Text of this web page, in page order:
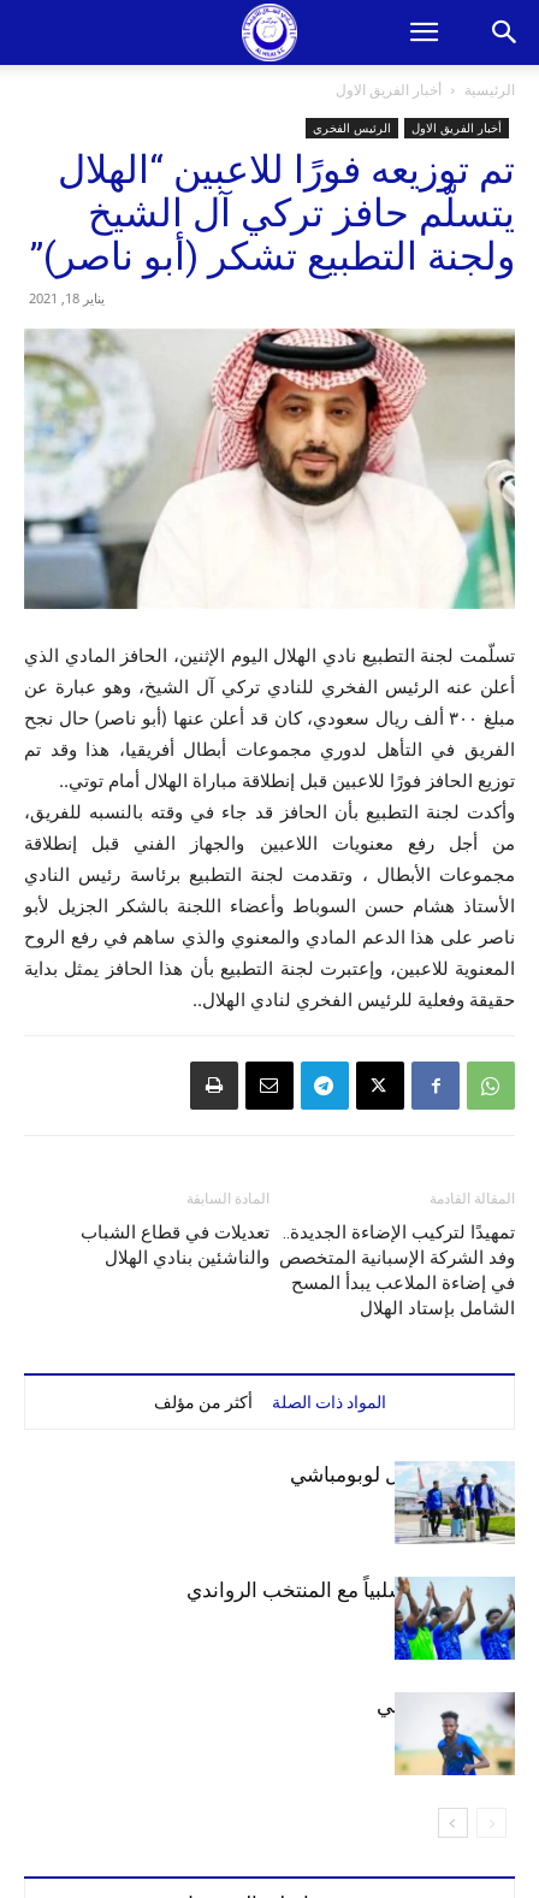
الرئيسية أخبار الفريق الاول
أخبار الفريق الاول الرئيس الفخري
تم توزيعه فورًا للاعبين “الهلال
يتسلّم حافز تركي آل الشيخ
ولجنة التطبيع تشكر (أبو ناصر)”
يناير 18, 2021
تسلّمت لجنة التطبيع نادي الهلال اليوم الإثنين، الحافز المادي الذي
أعلن عنه الرئيس الفخري للنادي تركي آل الشيخ، وهو عبارة عن
مبلغ ٣٠٠ ألف ريال سعودي، كان قد أعلن عنها (أبو ناصر) حال نجح
الفريق في التأهل لدوري مجموعات أبطال أفريقيا، هذا وقد تم
توزيع الحافز فورًا للاعبين قبل إنطلاقة مباراة الهلال أمام توتي..
وأكدت لجنة التطبيع بأن الحافز قد جاء في وقته بالنسبه للفريق،
من أجل رفع معنويات اللاعبين والجهاز الفني قبل إنطلاقة
مجموعات الأبطال ، وتقدمت لجنة التطبيع برئاسة رئيس النادي
الأستاذ هشام حسن السوباط وأعضاء اللجنة بالشكر الجزيل لأبو
ناصر على هذا الدعم المادي والمعنوي والذي ساهم في رفع الروح
المعنوية للاعبين، وإعتبرت لجنة التطبيع بأن هذا الحافز يمثل بداية
حقيقة وفعلية للرئيس الفخري لنادي الهلال..
المادة السابقة
تعديلات في قطاع الشباب
والناشئين بنادي الهلال
المقالة القادمة
تمهيدًا لتركيب الإضاءة الجديدة..
وفد الشركة الإسبانية المتخصص
في إضاءة الملاعب يبدأ المسح
الشامل بإستاد الهلال
المواد ذات الصلة أكثر من مؤلف
بعثة الهلال تصل لوبومباشي
الهلال يتعادل سلبياً مع المنتخب الرواندي
إعدادياً
كنن يصل كيجالي